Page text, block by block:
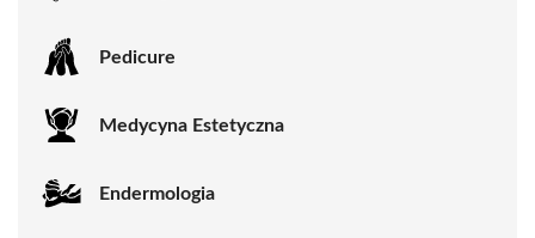
Pedicure
Medycyna Estetyczna
Endermologia